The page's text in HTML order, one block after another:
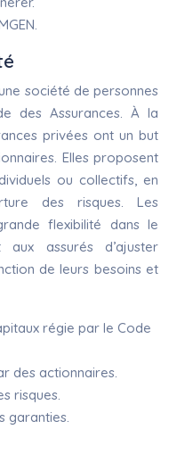
société de personnes
des Assurances. À la
privées ont un but
Elles proposent
ou collectifs, en
des risques. Les
flexibilité dans le
assurés d’ajuster
de leurs besoins et
régie par le Code
des actionnaires.
risques.
garanties.